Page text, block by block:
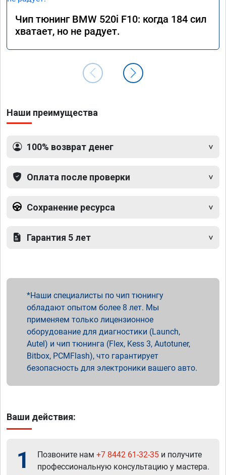
Чип тюнинг BMW 520i F10: когда 184 сил
хватает, но не радует.
Наши преимущества
100% возврат денег
Оплата после проверки
Сохранение ресурса
Гарантия 5 лет
Наши специалисты по чип тюнингу
обладают опытом более 8 лет. Мы
применяем только лицензионное
оборудование для диагностики (Launch,
Autel) и чип тюнинга (Flex, Kess 3, Autotuner,
Bitbox, PCMFlash), что гарантирует
безопасность для электроники вашего авто.
Ваши действия:
1 Позвоните нам +7 8442 61-32-35 и получите
профессиональную консультацию у мастера.